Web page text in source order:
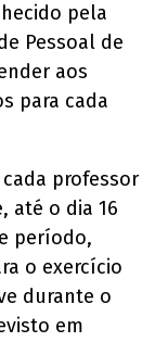
pela
Pessoal de
aos
para cada
professor
até o dia 16
período,
o exercício
durante o
em